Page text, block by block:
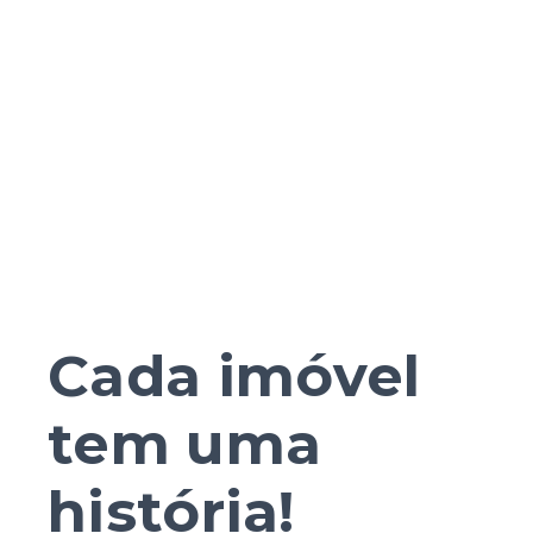
Cada imóvel
tem uma
história!